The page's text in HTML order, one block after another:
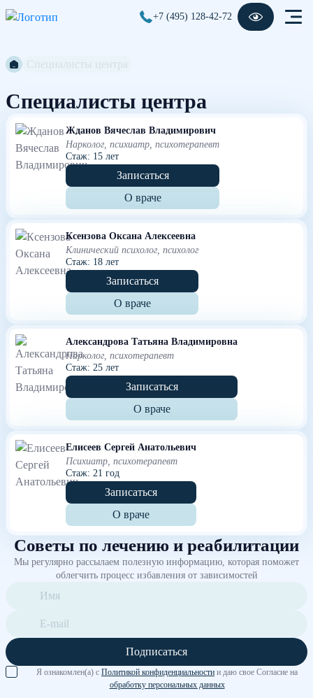
+7 (495) 128-42-72
Специалисты центра
Жданов Вячеслав Владимирович
Нарколог, психиатр, психотерапевт
Стаж: 15 лет
Записаться
О враче
Ксензова Оксана Алексеевна
Клинический психолог, психолог
Стаж: 18 лет
Записаться
О враче
Александрова Татьяна Владимировна
Нарколог, психотерапевт
Стаж: 25 лет
Записаться
О враче
Елисеев Сергей Анатольевич
Психиатр, психотерапевт
Стаж: 21 год
Записаться
О враче
Советы по лечению и реабилитации
Мы регулярно рассылаем полезную информацию, которая поможет
облегчить процесс избавления от зависимостей
Подписаться
Я ознакомлен(а) с Политикой конфиденциальности и даю свое Согласие на
обработку персональных данных